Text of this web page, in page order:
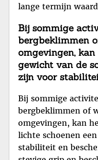
lange termijn
Bij sommige
bergbeklimmen
omgevingen,
gewicht van de
zijn voor
Bij sommige
bergbeklimmen of
omgevingen, kan
lichte schoenen
stabiliteit en